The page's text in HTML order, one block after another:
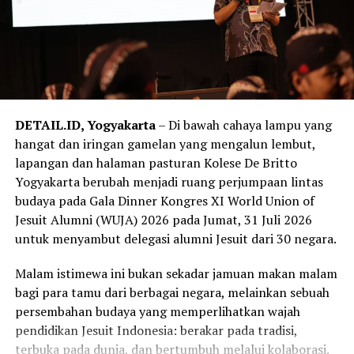
Semangat tersebut berlanjut dalam Open House pada
22 Agustus 2026. Masyarakat diajak mengenal lebih
dekat kehidupan SMA Kolese De Britto melalui talkshow,
pameran ekstrakurikuler, bazar, lomba menggambar dan
mewarnai bagi anak-anak, Leadership Legacy Challenge
untuk pelajar SMP, serta Expo Lembaga Pendidikan
Katolik se-DIY. Sekolah tidak lagi sekadar menjadi
tempat belajar, tetapi berubah menjadi ruang
perjumpaan yang mempertemukan keluarga, calon
siswa, alumni, komunitas, dan berbagai lembaga
pendidikan dalam suasana yang terbuka dan penuh
dialog.
Rangkaian Menuju Dasawindu mencapai makna yang
semakin luas ketika pada Sabtu, 29 Agustus 2026, SMA
Kolese De Britto dipercaya menjadi tuan rumah The
12th Urban Social Forum (USF) 2026 yang mengangkat
tema “Another City is Possible”. Forum ini
mempertemukan komunitas, akademisi, organisasi
DETAIL.ID, Yogyakarta– Di bawah cahaya lampu yang
hangat dan iringan gamelan yang mengalun lembut,
lapangan dan halaman pasturan Kolese De Britto
Yogyakarta berubah menjadi ruang perjumpaan lintas
budaya pada Gala Dinner Kongres XI World Union of
Jesuit Alumni (WUJA) 2026 pada Jumat, 31 Juli 2026
untuk menyambut delegasi alumni Jesuit dari 30 negara.
Malam istimewa ini bukan sekadar jamuan makan malam
bagi para tamu dari berbagai negara, melainkan sebuah
persembahan budaya yang memperlihatkan wajah
pendidikan Jesuit Indonesia: berakar pada tradisi,
terbuka pada dunia, dan bertumbuh melalui kolaborasi.